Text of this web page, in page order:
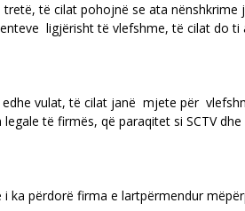
të cilat pohojnë se ata
ligjërisht të vlefshme, të cilat do ti
vulat, të cilat janë mjete për
të firmës, që paraqitet si SCTV
ka përdorë firma e lartpërmendur